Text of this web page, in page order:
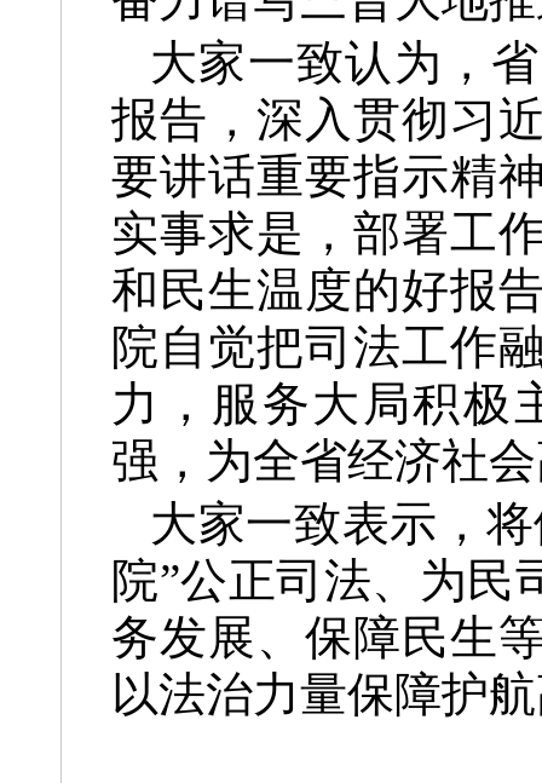
大家一致认为，
报告，深入贯彻习
要讲话重要指示精
实事求是，部署工
和民生温度的好报
院自觉把司法工作
力，服务大局积极
强，为全省经济社
大家一致表示，
院”公正司法、为民
务发展、保障民生
以法治力量保障护